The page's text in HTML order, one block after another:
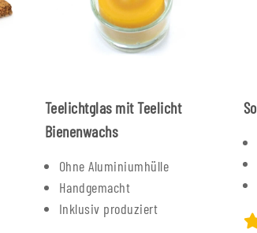
Teelichtglas mit Teelicht
Bienenwachs
Ohne Aluminiumhülle
Handgemacht
Inklusiv produziert